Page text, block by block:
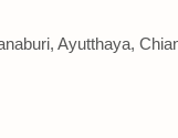
Ayutthaya,